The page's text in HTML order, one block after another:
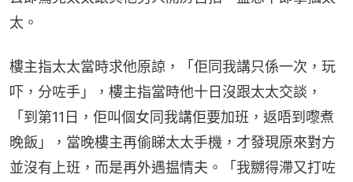
太。
樓主指太太當時求他原諒，「佢同我講只係一次，玩
吓，分咗手」，樓主指當時他十日沒跟太太交談，
「到第11日，佢叫個女同我講佢要加班，返唔到嚟煮
晚飯」，當晚樓主再偷睇太太手機，才發現原來對方
並沒有上班，而是再外遇揾情夫。「我嬲得滯又打咗